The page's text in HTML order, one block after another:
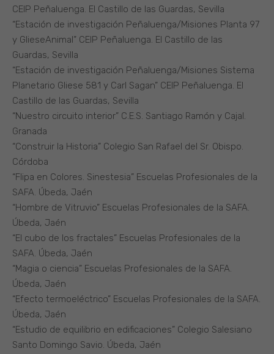
CEIP Peñaluenga. El Castillo de las Guardas, Sevilla
“Estación de investigación Peñaluenga/Misiones Planta 97
y GlieseAnimal” CEIP Peñaluenga. El Castillo de las
Guardas, Sevilla
“Estación de investigación Peñaluenga/Misiones Sistema
Planetario Gliese 581 y Carl Sagan” CEIP Peñaluenga. El
Castillo de las Guardas, Sevilla
“Nuestro circuito interior” C.E.S. Santiago Ramón y Cajal.
Granada
“Construir la Historia” Colegio San Rafael del Sr. Obispo.
Córdoba
“Flipa en Colores. Sinestesia” Escuelas Profesionales de la
SAFA. Úbeda, Jaén
“Hombre de Vitruvio” Escuelas Profesionales de la SAFA.
Úbeda, Jaén
“El cubo de los fractales” Escuelas Profesionales de la
SAFA. Úbeda, Jaén
“Magia o ciencia” Escuelas Profesionales de la SAFA.
Úbeda, Jaén
“Efecto termoeléctrico” Escuelas Profesionales de la SAFA.
Úbeda, Jaén
“Estudio de equilibrio en edificaciones” Colegio Salesiano
Santo Domingo Savio. Úbeda, Jaén